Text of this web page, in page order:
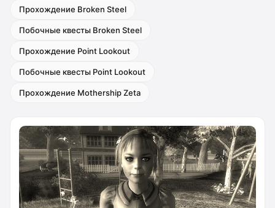
Прохождение Broken Steel
Побочные квесты Broken Steel
Прохождение Point Lookout
Побочные квесты Point Lookout
Прохождение Mothership Zeta